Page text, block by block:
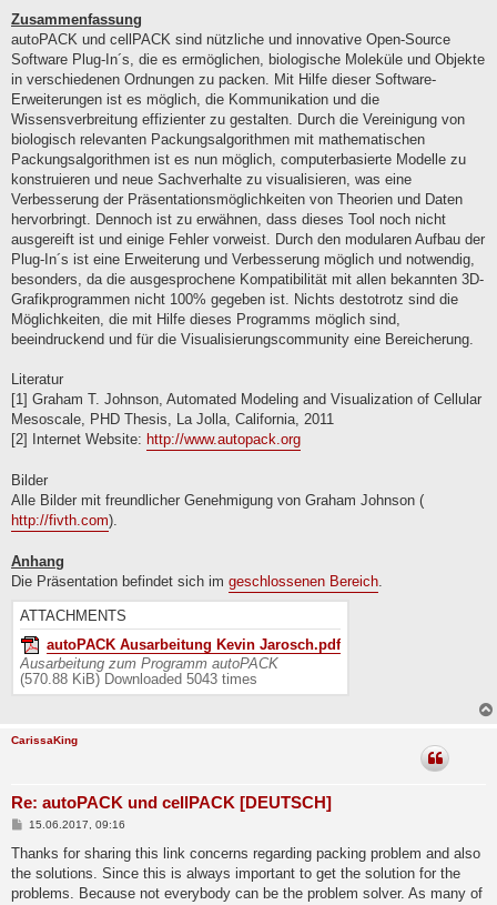
Zusammenfassung
autoPACK und cellPACK sind nützliche und innovative Open-Source
Software Plug-In´s, die es ermöglichen, biologische Moleküle und Objekte
in verschiedenen Ordnungen zu packen. Mit Hilfe dieser Software-
Erweiterungen ist es möglich, die Kommunikation und die
Wissensverbreitung effizienter zu gestalten. Durch die Vereinigung von
biologisch relevanten Packungsalgorithmen mit mathematischen
Packungsalgorithmen ist es nun möglich, computerbasierte Modelle zu
konstruieren und neue Sachverhalte zu visualisieren, was eine
Verbesserung der Präsentationsmöglichkeiten von Theorien und Daten
hervorbringt. Dennoch ist zu erwähnen, dass dieses Tool noch nicht
ausgereift ist und einige Fehler vorweist. Durch den modularen Aufbau der
Plug-In´s ist eine Erweiterung und Verbesserung möglich und notwendig,
besonders, da die ausgesprochene Kompatibilität mit allen bekannten 3D-
Grafikprogrammen nicht 100% gegeben ist. Nichts destotrotz sind die
Möglichkeiten, die mit Hilfe dieses Programms möglich sind,
beeindruckend und für die Visualisierungscommunity eine Bereicherung.
Literatur
[1] Graham T. Johnson, Automated Modeling and Visualization of Cellular
Mesoscale, PHD Thesis, La Jolla, California, 2011
[2] Internet Website: http://www.autopack.org
Bilder
Alle Bilder mit freundlicher Genehmigung von Graham Johnson (
http://fivth.com).
Anhang
Die Präsentation befindet sich im geschlossenen Bereich.
ATTACHMENTS
autoPACK Ausarbeitung Kevin Jarosch.pdf
Ausarbeitung zum Programm autoPACK
(570.88 KiB) Downloaded 5043 times
CarissaKing
Re: autoPACK und cellPACK [DEUTSCH]
P
s
15.06.2017, 09:16
Thanks for sharing this link concerns regarding packing problem and also
the solutions. Since this is always important to get the solution for the
problems. Because not everybody can be the problem solver. As many of